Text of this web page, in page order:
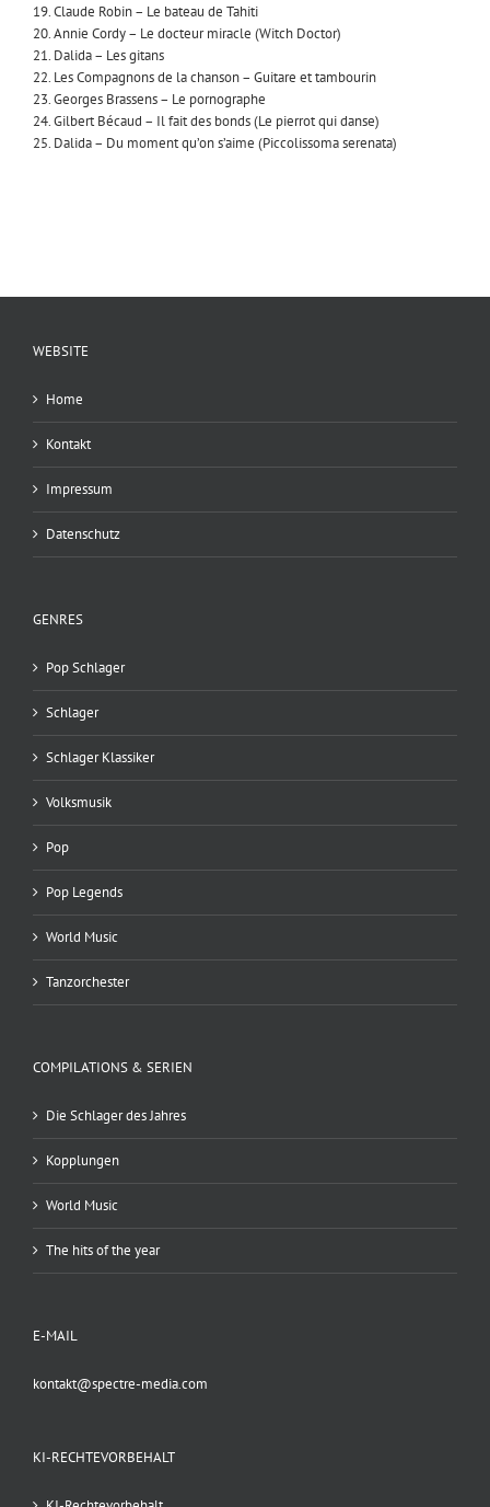
19. Claude Robin – Le bateau de Tahiti
20. Annie Cordy – Le docteur miracle (Witch Doctor)
21. Dalida – Les gitans
22. Les Compagnons de la chanson – Guitare et tambourin
23. Georges Brassens – Le pornographe
24. Gilbert Bécaud – Il fait des bonds (Le pierrot qui danse)
25. Dalida – Du moment qu’on s’aime (Piccolissoma serenata)
WEBSITE
Home
Kontakt
Impressum
Datenschutz
GENRES
Pop Schlager
Schlager
Schlager Klassiker
Volksmusik
Pop
Pop Legends
World Music
Tanzorchester
COMPILATIONS & SERIEN
Die Schlager des Jahres
Kopplungen
World Music
The hits of the year
E-MAIL
kontakt@spectre-media.com
KI-RECHTEVORBEHALT